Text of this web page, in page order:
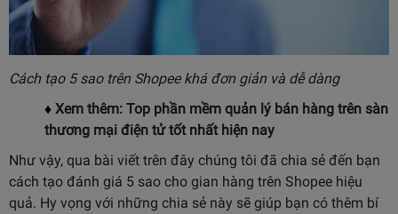
Cách tạo 5 sao trên Shopee khá đơn giản và dễ dàng
♦ Xem thêm: Top phần mềm quản lý bán hàng trên sàn
thương mại điện tử tốt nhất hiện nay
Như vậy, qua bài viết trên đây chúng tôi đã chia sẻ đến bạn
cách tạo đánh giá 5 sao cho gian hàng trên Shopee hiệu
quả. Hy vọng với những chia sẻ này sẽ giúp bạn có thêm bí